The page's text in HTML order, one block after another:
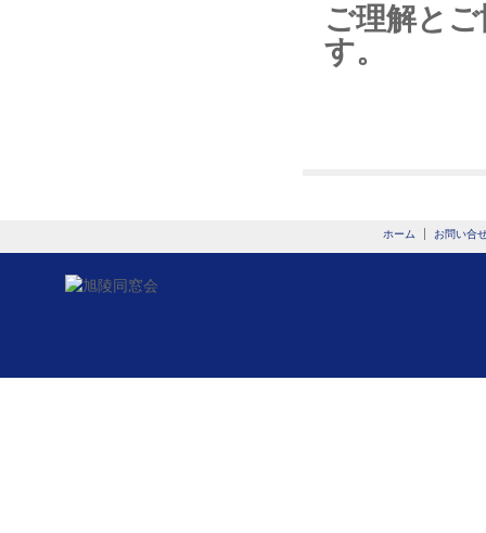
ご理解と
す。
ホーム お問い合